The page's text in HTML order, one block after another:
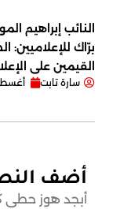
النائب إبراهيم
برّاك للإعلاميين:
القيمين على
سارة تابت أغسطس
أضف
أبجد هوز